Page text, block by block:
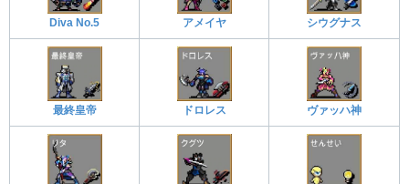
Diva No.5 アメイヤ シウグナス
最終皇帝 ドロレス ヴァッハ神